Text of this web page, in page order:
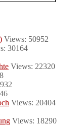
Views: 50952
30164
Views: 22320
Views: 20404
Views: 18290